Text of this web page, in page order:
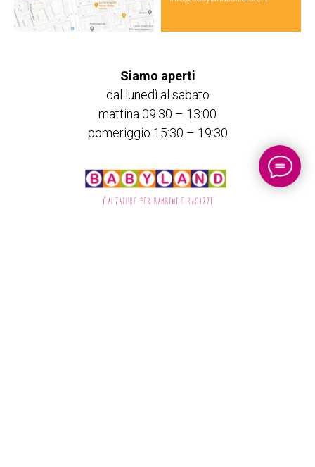
Siamo aperti
dal lunedì al sabato
mattina 09:30 – 13:00
pomeriggio 15:30 – 19:30